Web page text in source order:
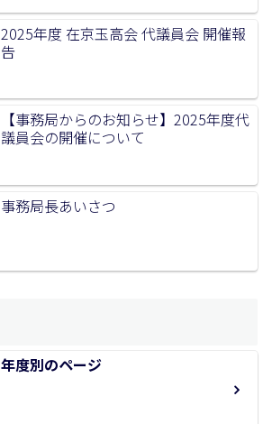
2025年度 在京玉高会 代議員会 開催報
告
【事務局からのお知らせ】2025年度代
議員会の開催について
事務局長あいさつ
年度別のページ